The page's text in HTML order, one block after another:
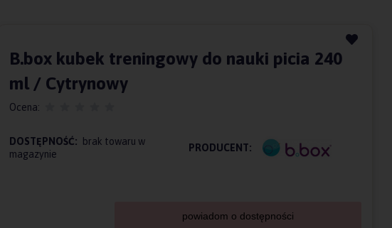
B.box kubek treningowy do nauki picia 240
ml / Cytrynowy
Ocena:
DOSTĘPNOŚĆ:
brak towaru w
magazynie
PRODUCENT:
powiadom o dostępności